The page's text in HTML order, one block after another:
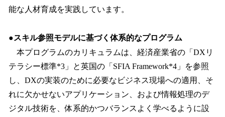
能な人材育成を実践しています。
●スキル参照モデルに基づく体系的なプログラム
本プログラムのカリキュラムは、経済産業省の「DXリ
テラシー標準*3」と英国の「SFIA Framework*4」を参照
し、DXの実装のために必要なビジネス現場への適用、そ
れに欠かせないアプリケーション、および情報処理のデ
ジタル技術を、体系的かつバランスよく学べるように設